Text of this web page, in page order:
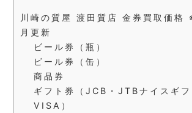
川崎の質屋 渡田質店 金券買取価
月更新
ビール券（瓶）
ビール券（缶）
商品券
ギフト券（JCB・JTBナイスギフ
VISA）